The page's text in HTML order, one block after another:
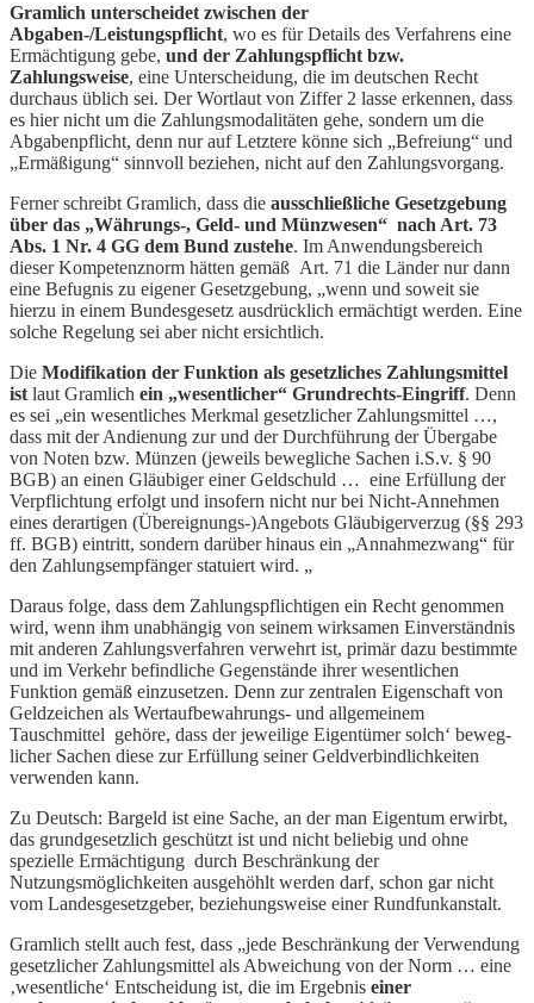
Gramlich unterscheidet zwischen der
Abgaben-/Leistungspflicht, wo es für Details des Verfahrens eine
Ermächtigung gebe, und der Zahlungspflicht bzw.
Zahlungsweise, eine Unterscheidung, die im deutschen Recht
durchaus üblich sei. Der Wortlaut von Ziffer 2 lasse erkennen, dass
es hier nicht um die Zahlungsmodalitäten gehe, sondern um die
Abgabenpflicht, denn nur auf Letztere könne sich „Befreiung“ und
„Ermäßigung“ sinnvoll beziehen, nicht auf den Zahlungsvorgang.
Ferner schreibt Gramlich, dass die ausschließliche Gesetzgebung
über das „Währungs-, Geld- und Münzwesen“ nach Art. 73
Abs. 1 Nr. 4 GG dem Bund zustehe. Im Anwendungsbereich
dieser Kompetenznorm hätten gemäß Art. 71 die Länder nur dann
eine Befugnis zu eigener Gesetzgebung, „wenn und soweit sie
hierzu in einem Bundesgesetz ausdrücklich ermächtigt werden. Eine
solche Regelung sei aber nicht ersichtlich.
Die Modifikation der Funktion als gesetzliches Zahlungsmittel
ist laut Gramlich ein „wesentlicher“ Grundrechts-Eingriff. Denn
es sei „ein wesentliches Merkmal gesetzlicher Zahlungsmittel …,
dass mit der Andienung zur und der Durchführung der Übergabe
von Noten bzw. Münzen (jeweils bewegliche Sachen i.S.v. § 90
BGB) an einen Gläubiger einer Geldschuld … eine Erfüllung der
Verpflichtung erfolgt und insofern nicht nur bei Nicht-Annehmen
eines derartigen (Übereignungs-)Angebots Gläubigerverzug (§§ 293
ff. BGB) eintritt, sondern darüber hinaus ein „Annahmezwang“ für
den Zahlungsempfänger statuiert wird. „
Daraus folge, dass dem Zahlungspflichtigen ein Recht genommen
wird, wenn ihm unabhängig von seinem wirksamen Einverständnis
mit anderen Zahlungsverfahren verwehrt ist, primär dazu bestimmte
und im Verkehr befindliche Gegenstände ihrer wesentlichen
Funktion gemäß einzusetzen. Denn zur zentralen Eigenschaft von
Geldzeichen als Wertaufbewah­rungs- und allgemeinem
Tauschmittel gehöre, dass der jeweilige Eigentümer solch‘ beweg­
licher Sachen diese zur Erfüllung seiner Geldverbindlichkeiten
verwenden kann.
Zu Deutsch: Bargeld ist eine Sache, an der man Eigentum erwirbt,
das grundgesetzlich geschützt ist und nicht beliebig und ohne
spezielle Ermächtigung durch Beschränkung der
Nutzungsmöglichkeiten ausgehöhlt werden darf, schon gar nicht
vom Landesgesetzgeber, beziehungsweise einer Rundfunkanstalt.
Gramlich stellt auch fest, dass „jede Beschränkung der Verwendung
gesetzlicher Zahlungsmittel als Abweichung von der Norm … eine
‚wesentliche‘ Entscheidung ist, die im Ergebnis einer